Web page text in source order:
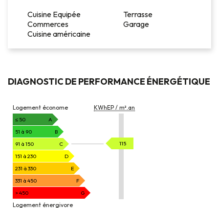
Cuisine Equipée
Terrasse
Commerces
Garage
Cuisine américaine
DIAGNOSTIC DE PERFORMANCE ÉNERGÉTIQUE
DE
PERFORMANCE
ÉNERGÉTIQUE
Logement économe KWhEP / m².an
≤ 50
A
51 à 90
B
91 à 150
C
151 à 230
D
231 à 330
E
331 à 450
F
> 450
G
115KWhEP
Logement énergivore